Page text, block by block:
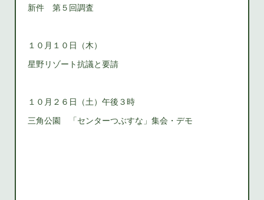
新件 第５回調査
１０月１０日（木）
星野リゾート抗議と要請
１０月２６日（土）午後３時
三角公園 「センターつぶすな」集会・デモ